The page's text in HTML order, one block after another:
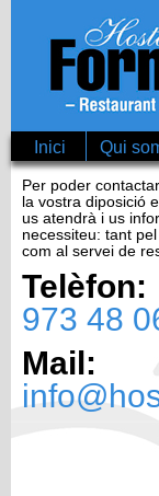
Inici Qui
Per poder
la vostra diposició
us atendrà i us
necessiteu: tant
com al servei de
Telèfon:
973 48
Mail: